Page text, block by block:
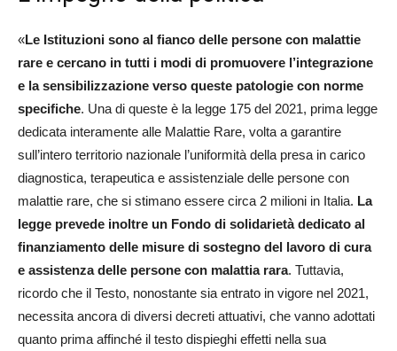
«Le Istituzioni sono al fianco delle persone con malattie
rare e cercano in tutti i modi di promuovere l’integrazione
e la sensibilizzazione verso queste patologie con norme
specifiche. Una di queste è la legge 175 del 2021, prima legge
dedicata interamente alle Malattie Rare, volta a garantire
sull’intero territorio nazionale l’uniformità della presa in carico
diagnostica, terapeutica e assistenziale delle persone con
malattie rare, che si stimano essere circa 2 milioni in Italia. La
legge prevede inoltre un Fondo di solidarietà dedicato al
finanziamento delle misure di sostegno del lavoro di cura
e assistenza delle persone con malattia rara. Tuttavia,
ricordo che il Testo, nonostante sia entrato in vigore nel 2021,
necessita ancora di diversi decreti attuativi, che vanno adottati
quanto prima affinché il testo dispieghi effetti nella sua